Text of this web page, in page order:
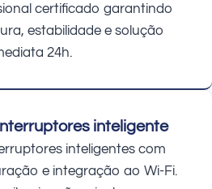
certificado garantindo
estabilidade e solução
24h.
inteligente
inteligentes com
e integração ao Wi-Fi.